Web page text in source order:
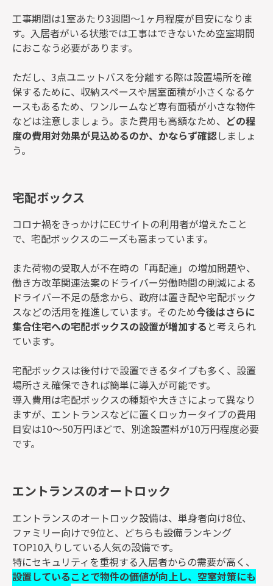
工事期間は1室あたり3週間～1ヶ月程度が目安になりま
す。入居者がいる状態では工事はできないため空室期間
におこなう必要があります。
ただし、3点ユニットバスを分離する際は設置場所を確
保するために、収納スペースや居室面積が小さくなるケ
ースもあるため、ワンルームなど専有面積が小さな物件
などは注意しましょう。また費用も高額なため、 どの程
度の費用対効果が見込めるのか、かならず確認しましょ
う。
宅配ボックス
コロナ禍をきっかけにECサイトの利用者が増えたこと
で、宅配ボックスのニーズも高まっています。
また荷物の受取人が不在時の「再配達」の増加問題や、
働き方改革関連法案のドライバー労働時間の削減による
ドライバー不足の懸念から、政府は置き配や宅配ボック
スなどの活用を推進しています。そのため今後はさらに
集合住宅への宅配ボックスの設置が増加する と考えられ
ています。
宅配ボックスは後付けで設置できるタイプも多く、設置
場所さえ確保できれば簡単に導入が可能です。
導入費用は宅配ボックスの種類や大きさによって異なり
ますが、エントランスなどに置くロッカータイプの費用
目安は10～50万円ほどで、別途設置料が10万円程度必要
です。
エントランスのオートロック
エントランスのオートロック設備は、単身者向け8位、
ファミリー向けで9位と、どちらも設備ランキング
TOP10入りしている人気の設備です。
特にセキュリティを重視する入居者からの需要が高く、
設置していることで物件の価値が向上し、空室対策にも